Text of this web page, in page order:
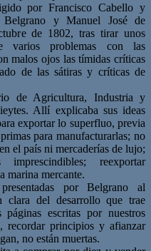
por Francisco Cabello y
y Manuel José de
de 1802, tras tirar unos
varios problemas con las
malos ojos las tímidas críticas
de las sátiras y críticas de
de Agricultura, Industria y
Allí explicaba sus ideas
exportar lo superfluo, previa
para manufacturarlas; no
el país ni mercaderías de lujo;
imprescindibles; reexportar
marina mercante.
por Belgrano al
clara del desarrollo que trae
escritas por nuestros
recordar principios y afianzar
no están muertas.